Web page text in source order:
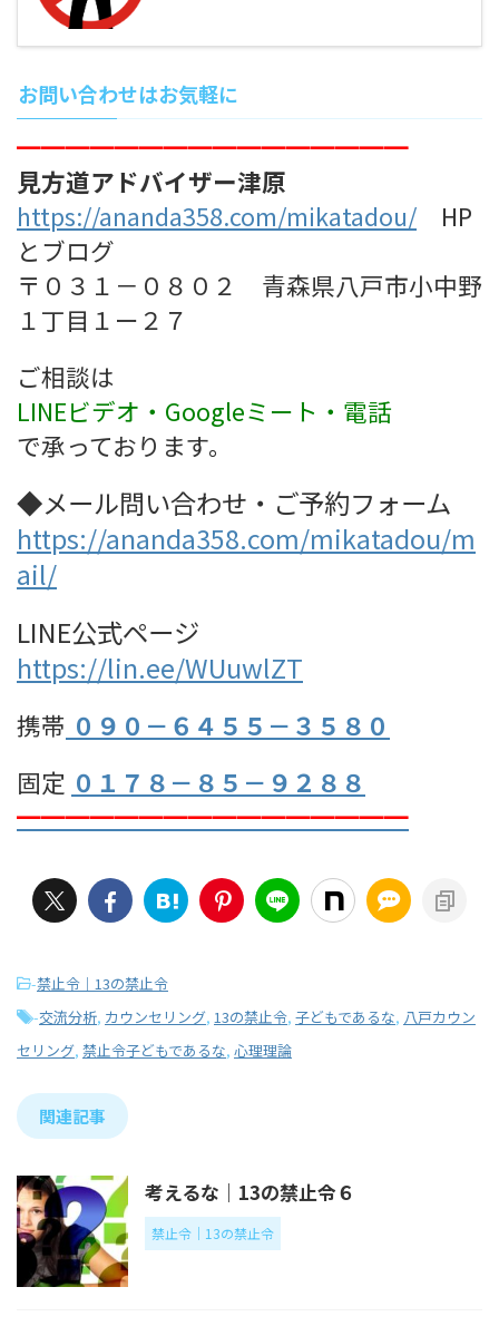
お問い合わせはお気軽に
━━━━━━━━━━━━━━━━
見方道アドバイザー津原
https://ananda358.com/mikatadou/ HP
とブログ
〒０３１－０８０２ 青森県八戸市小中野
１丁目１ー２７
ご相談は
LINEビデオ・ Googleミート・ 電話
で承っております。
◆メール問い合わせ・ご予約フォーム
https://ananda358.com/mikatadou/m
ail/
LINE公式ページ
https://lin.ee/WUuwlZT
携帯 ０９０－６４５５－３５８０
固定 ０１７８－８５－９２８８
━━━━━━━━━━━━━━━━
-禁止令｜13の禁止令
-交流分析, カウンセリング, 13の禁止令, 子どもであるな, 八戸カウン
セリング, 禁止令子どもであるな, 心理理論
関連記事
考えるな｜13の禁止令６
禁止令｜13の禁止令